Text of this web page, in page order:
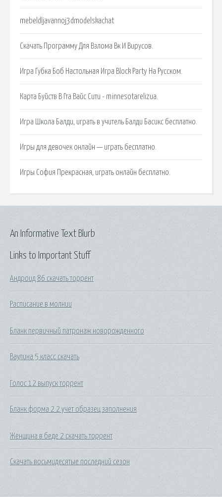
mebeldljavannoj3dmodelskachat
Скачать Программу Для Взлома Вк И Вирусов.
Игра Губка Боб Настольная Игра Block Party На Русском.
Карта Буйств В Гта Вайс Сити - minnesotarelizua.
Игра Школа Балди, играть в учитель Балди Басикс бесплатно.
Игры для девочек онлайн — играть бесплатно.
Игры София Прекрасная, играть онлайн бесплатно.
Links to Important Stuff
Андроид 86 скачать торрент
Расписание в молнии
Бланк первичный патронаж новорожденного
Ваулина 5 класс скачать
Голос 12 выпуск торрент
Бланк форма 2 2 учет образец заполнения
Женщина в беде 2 скачать торрент
Скачать восьмидесятые последний сезон
An Informative Text Blurb